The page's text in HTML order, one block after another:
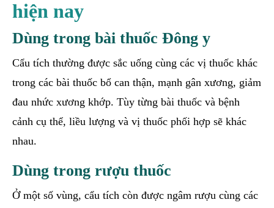
hiện nay
Dùng trong bài thuốc Đông y
Cẩu tích thường được sắc uống cùng các vị thuốc khác
trong các bài thuốc bổ can thận, mạnh gân xương, giảm
đau nhức xương khớp. Tùy từng bài thuốc và bệnh
cảnh cụ thể, liều lượng và vị thuốc phối hợp sẽ khác
nhau.
Dùng trong rượu thuốc
Ở một số vùng, cẩu tích còn được ngâm rượu cùng các